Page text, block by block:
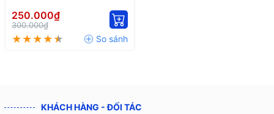
250.000₫
300.000₫
KHÁCH HÀNG - ĐỐI TÁC